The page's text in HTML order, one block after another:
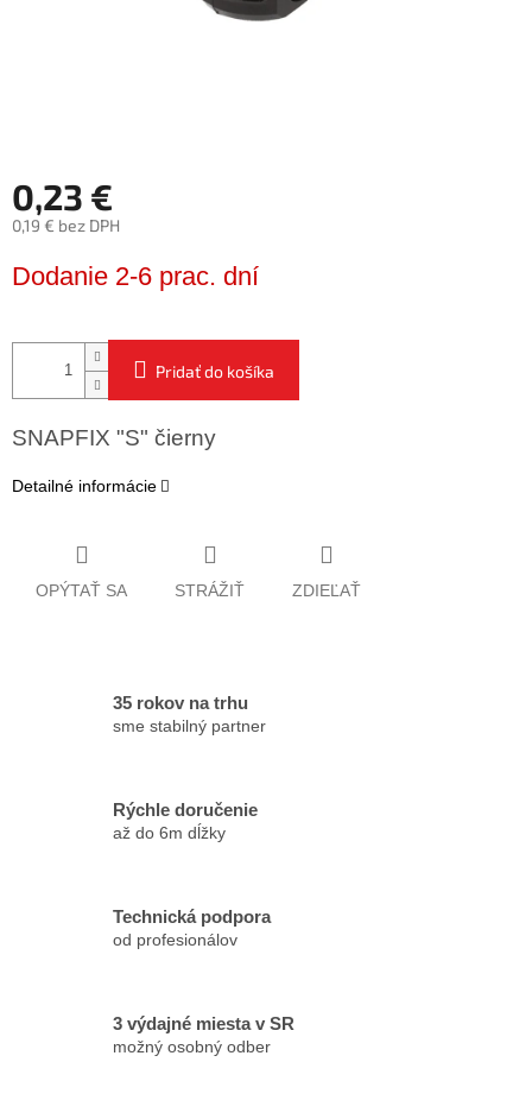
0,23 €
0,19 € bez DPH
cena:
Dodanie 2-6 prac. dní
Pridať do košíka
SNAPFIX "S" čierny
Detailné informácie
OPÝTAŤ SA STRÁŽIŤ ZDIEĽAŤ
35 rokov na trhu
sme stabilný partner
Rýchle doručenie
až do 6m dĺžky
Technická podpora
od profesionálov
3 výdajné miesta v SR
možný osobný odber